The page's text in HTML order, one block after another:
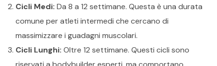
Cicli Medi: Da 8 a 12 settimane. Questa è una durata
comune per atleti intermedi che cercano di
massimizzare i guadagni muscolari.
Cicli Lunghi: Oltre 12 settimane. Questi cicli sono